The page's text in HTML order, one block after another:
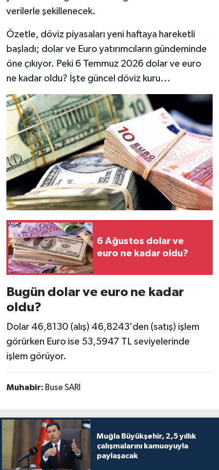
verilerle şekillenecek.
Özetle, döviz piyasaları yeni haftaya hareketli
başladı; dolar ve Euro yatırımcıların gündeminde
öne çıkıyor. Peki 6 Temmuz 2026 dolar ve euro
ne kadar oldu? İşte güncel döviz kuru...
6 Ağustos dolar ve
euro ne kadar oldu?
Bugün dolar ve euro ne kadar
oldu?
Dolar 46,8130 (alış) 46,8243'den (satış) işlem
görürken Euro ise 53,5947 TL seviyelerinde
işlem görüyor.
Muhabir: Buse SARI
Muğla Büyükşehir, 2,5 yıllık
çalışmalarını kamuoyuyla
paylaşacak